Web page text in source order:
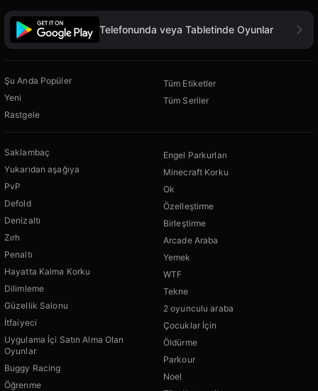
Telefonunda veya Tabletinde Oyunlar
Şu Anda Popüler
Yeni
Rastgele
Tüm Etiketler
Tüm Seriler
Saklambaç
Yukarıdan aşağıya
PvP
Defold
Denizaltı
Zırh
Penaltı
Hayatta Kalma Korku
Dilimleme
Güzellik Salonu
İtfaiyeci
Uygulama İçi Satın Alma Olan
Oyunlar
Buggy Racing
Öğrenme
Engel Parkurları
Minecraft Korku
Ok
Özelleştirme
Birleştirme
Arcade Araba
Yemek
WTF
Tekne
2 oyunculu araba
Çocuklar İçin
Öldürme
Parkour
Noel